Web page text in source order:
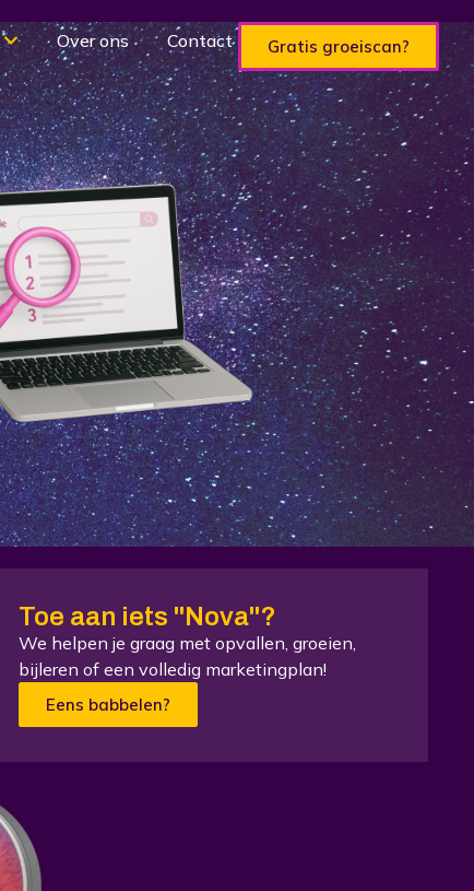
Over ons Contact Gratis groeiscan?
Toe aan iets "Nova"?
We helpen je graag met opvallen, groeien,
bijleren of een volledig marketingplan!
Eens babbelen?